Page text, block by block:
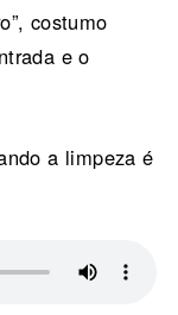
costumo
e o
a limpeza é